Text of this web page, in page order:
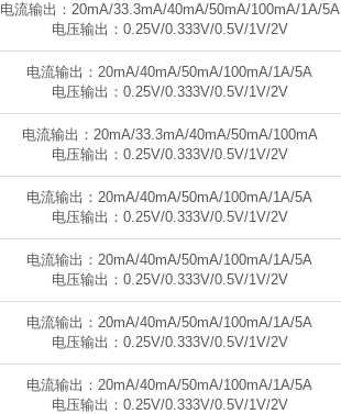
电流输出：20mA/33.3mA/40mA/50mA/100mA/1A/5A
电压输出：0.25V/0.333V/0.5V/1V/2V
电流输出：20mA/40mA/50mA/100mA/1A/5A
电压输出：0.25V/0.333V/0.5V/1V/2V
电流输出：20mA/33.3mA/40mA/50mA/100mA
电压输出：0.25V/0.333V/0.5V/1V/2V
电流输出：20mA/40mA/50mA/100mA/1A/5A
电压输出：0.25V/0.333V/0.5V/1V/2V
电流输出：20mA/40mA/50mA/100mA/1A/5A
电压输出：0.25V/0.333V/0.5V/1V/2V
电流输出：20mA/40mA/50mA/100mA/1A/5A
电压输出：0.25V/0.333V/0.5V/1V/2V
电流输出：20mA/40mA/50mA/100mA/1A/5A
电压输出：0.25V/0.333V/0.5V/1V/2V